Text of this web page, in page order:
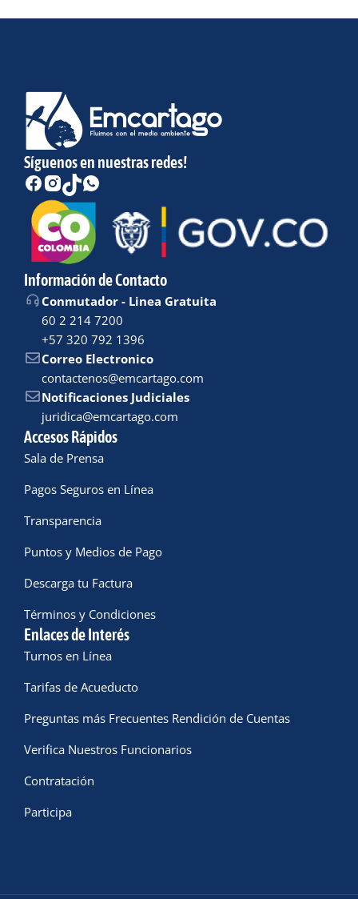
Síguenos en nuestras redes!
Información de Contacto
Conmutador - Linea Gratuita
60 2 214 7200
+57 320 792 1396
Correo Electronico
contactenos@emcartago.com
Notificaciones Judiciales
juridica@emcartago.com
Accesos Rápidos
Sala de Prensa
Pagos Seguros en Línea
Transparencia
Puntos y Medios de Pago
Descarga tu Factura
Términos y Condiciones
Enlaces de Interés
Turnos en Línea
Tarifas de Acueducto
Preguntas más Frecuentes Rendición de Cuentas
Verifica Nuestros Funcionarios
Contratación
Participa